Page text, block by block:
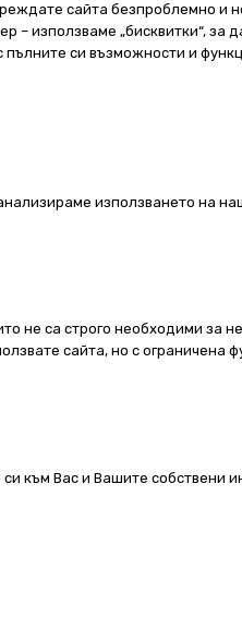
сайта безпроблемно и
използваме „бисквитки“,
пълните си възможности и
използването на
не са строго необходими
сайта, но с ограничена
към Вас и Вашите